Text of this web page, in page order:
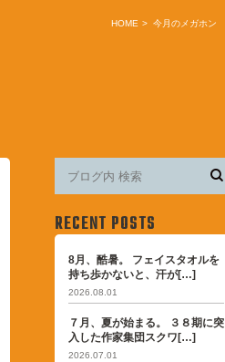
HOME 今月のメガホン
RECENT POSTS
8月、酷暑。 フェイスタオルを
持ち歩かないと、汗が[…]
2026.08.01
７月、夏が始まる。 ３８期に突
入した作家集団スクワ[…]
2026.07.01